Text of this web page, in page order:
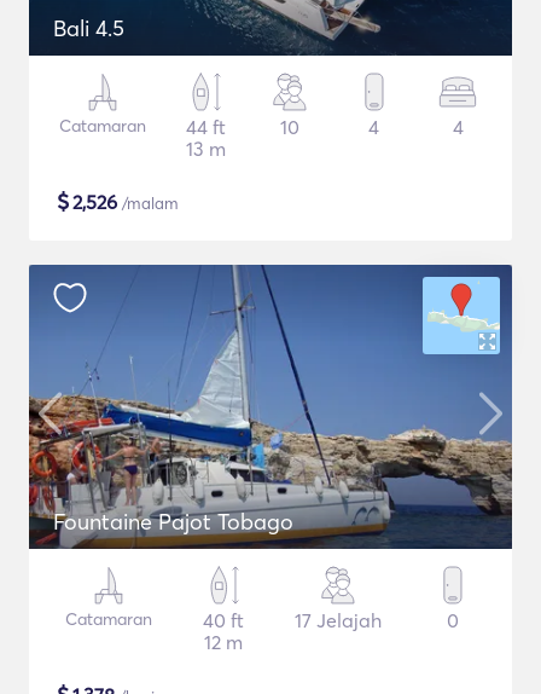
Bali 4.5
Catamaran
44 ft
13 m
10 4 4
$2,526 /malam
Fountaine Pajot Tobago
Catamaran
40 ft
12 m
17 Jelajah 0